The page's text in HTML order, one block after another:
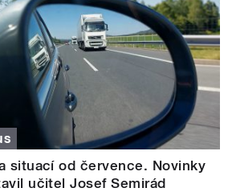
situací od července. Novinky
učitel Josef Semirád